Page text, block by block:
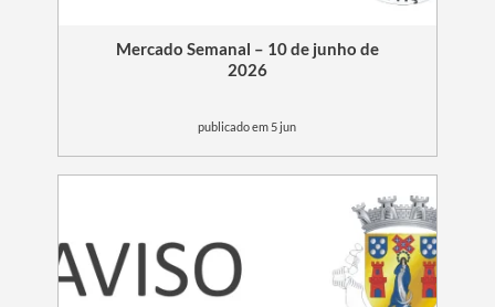
Mercado Semanal – 10 de junho de
2026
publicado em 5 jun